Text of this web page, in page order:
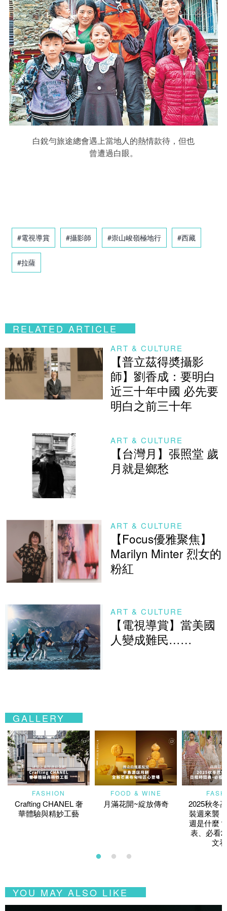
白銳勻旅途總會遇上當地人的熱情款待，但也
曾遭過白眼。
#電視導賞 #攝影師 #崇山峻嶺極地行 #西藏
#拉薩
RELATED ARTICLE
ART & CULTURE
【普立茲得奬攝影
師】劉香成：要明白
近三十年中國 必先要
明白之前三十年
ART & CULTURE
【台灣月】張照堂 歲
月就是鄉愁
ART & CULTURE
【Focus優雅聚焦】
Marilyn Minter 烈女的
粉紅
ART & CULTURE
【電視導賞】當美國
人變成難民……
GALLERY
FASHION
Crafting CHANEL 奢
華體驗與精妙工藝
FOOD & WINE
月滿花開~綻放傳奇
2025秋冬
裝週來襲
週是什麼
表、必看
文
YOU MAY ALSO LIKE